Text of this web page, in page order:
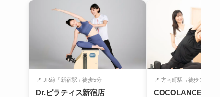
📍 JR線「新宿駅」徒歩5分
Dr.ピラティス新宿店
📍 方南町駅→徒歩３分
COCOLANCE 方南